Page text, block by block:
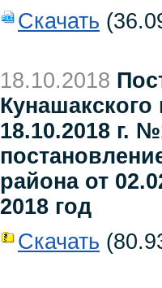
Скачать
18.10.2018
18.10.2018 г.
района от
2018 год
Скачать